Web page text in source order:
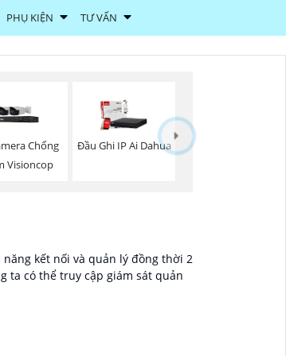
PHỤ KIỆN TƯ VẤN
Chống
Visioncop
Đầu Ghi IP Ai Dahua
kết nối và quản lý đồng thời 2
ta có thể truy cập giám sát quản